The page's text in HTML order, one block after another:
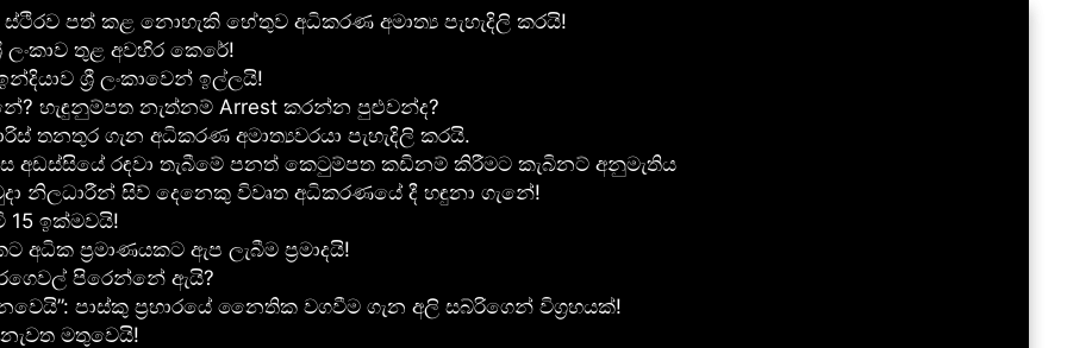
පත් කළ නොහැකි හේතුව අධිකරණ අමාත්‍ය පැහැදිලි කරයි!
තුළ අවහිර කෙරේ!
ශ්‍රී ලංකාවෙන් ඉල්ලයි!
හැඳුනුම්පත නැත්නම් Arrest කරන්න පුළුවන්ද?
තනතුර ගැන අධිකරණ අමාත්‍යවරයා පැහැදිලි කරයි.
අඩස්සියේ රඳවා තැබීමේ පනත් කෙටුම්පත කඩිනම් කිරීමට කැබිනට් අනුමැතිය
නිලධාරීන් සිව් දෙනෙකු විවෘත අධි­ක­ර­ණ­යේ දී හඳුනා ගැනේ!
15 ඉක්මවයි!
අධික ප්‍රමාණයකට ඇප ලැබීම ප්‍රමාදයි!
පිරෙන්නේ ඇයි?
පාස්කු ප්‍රහාරයේ නෛතික වගවීම ගැන අලි සබ්රිගෙන් විග්‍රහයක්!
මතුවෙයි!